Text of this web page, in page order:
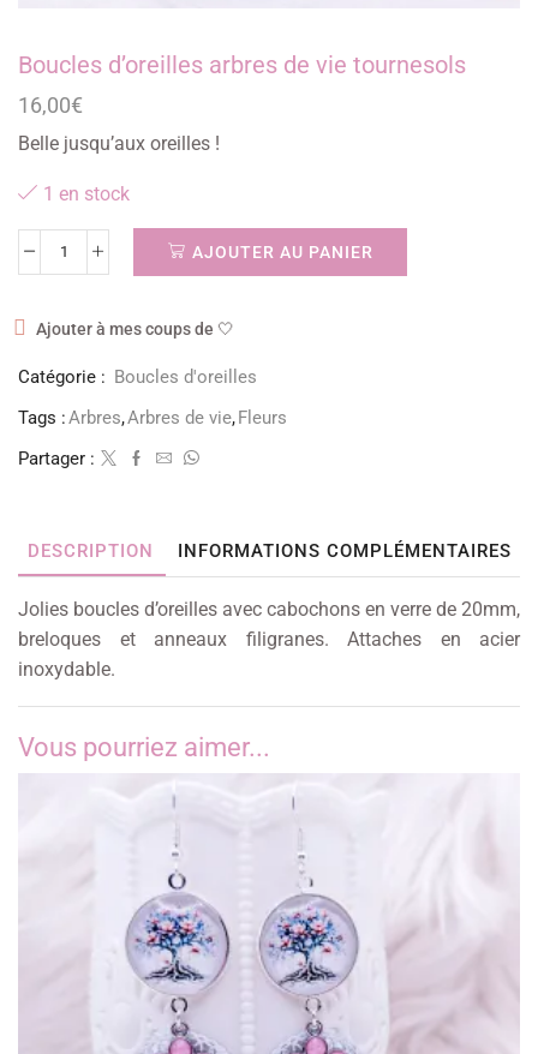
Boucles d’oreilles arbres de vie tournesols
16,00€
Belle jusqu’aux oreilles !
1 en stock
AJOUTER AU PANIER
Ajouter à mes coups de 🤍
Catégorie : Boucles d'oreilles
Tags :Arbres,Arbres de vie,Fleurs
Partager :
DESCRIPTION INFORMATIONS COMPLÉMENTAIRES
Jolies boucles d’oreilles avec cabochons en verre de 20mm,
breloques et anneaux filigranes. Attaches en acier
inoxydable.
Vous pourriez aimer...